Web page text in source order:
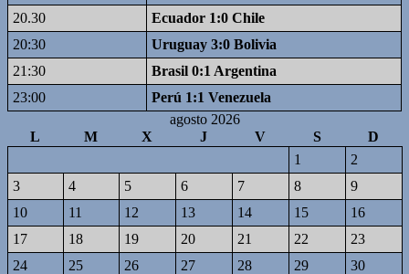
20.30
Ecuador 1:0 Chile
20:30
Uruguay 3:0 Bolivia
21:30
Brasil 0:1 Argentina
23:00
Perú 1:1 Venezuela
agosto 2026
L
M X J V S
D
1
2
3
4 5 6 7 8
9
10
11 12 13 14 15
16
17
18 19 20 21 22
23
24
25 26 27 28 29
30